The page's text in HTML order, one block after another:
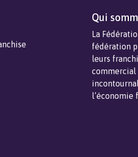
Qui
La
fédération
leurs
commercial
l’économie